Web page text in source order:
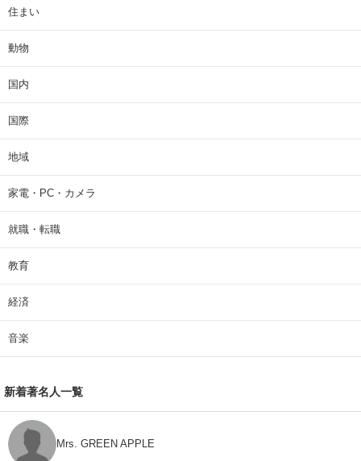
住まい
動物
国内
国際
地域
家電・PC・カメラ
就職・転職
教育
経済
音楽
新着著名人一覧
Mrs. GREEN APPLE